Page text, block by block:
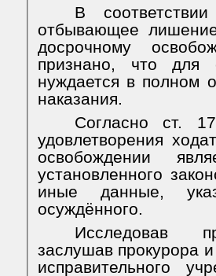
В
отбывающее
досрочному
признано, что для
нуждается в полном
наказания.
Согласно ст.
удовлетворения
освобождении
установленного
иные данные,
осуждённого.
Исследовав
заслушав прокурора
исправительного